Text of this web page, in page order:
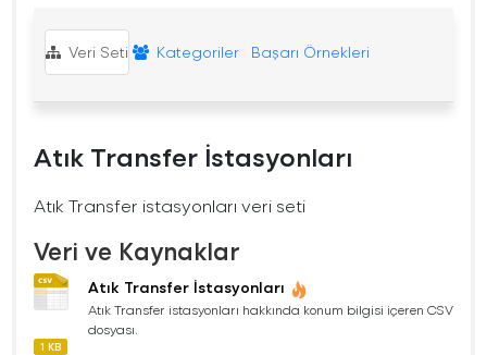
Veri Seti Kategoriler Başarı Örnekleri
Atık Transfer İstasyonları
Atık Transfer istasyonları veri seti
Veri ve Kaynaklar
Atık Transfer İstasyonları
Atık Transfer istasyonları hakkında konum bilgisi içeren CSV
dosyası.
1 KB